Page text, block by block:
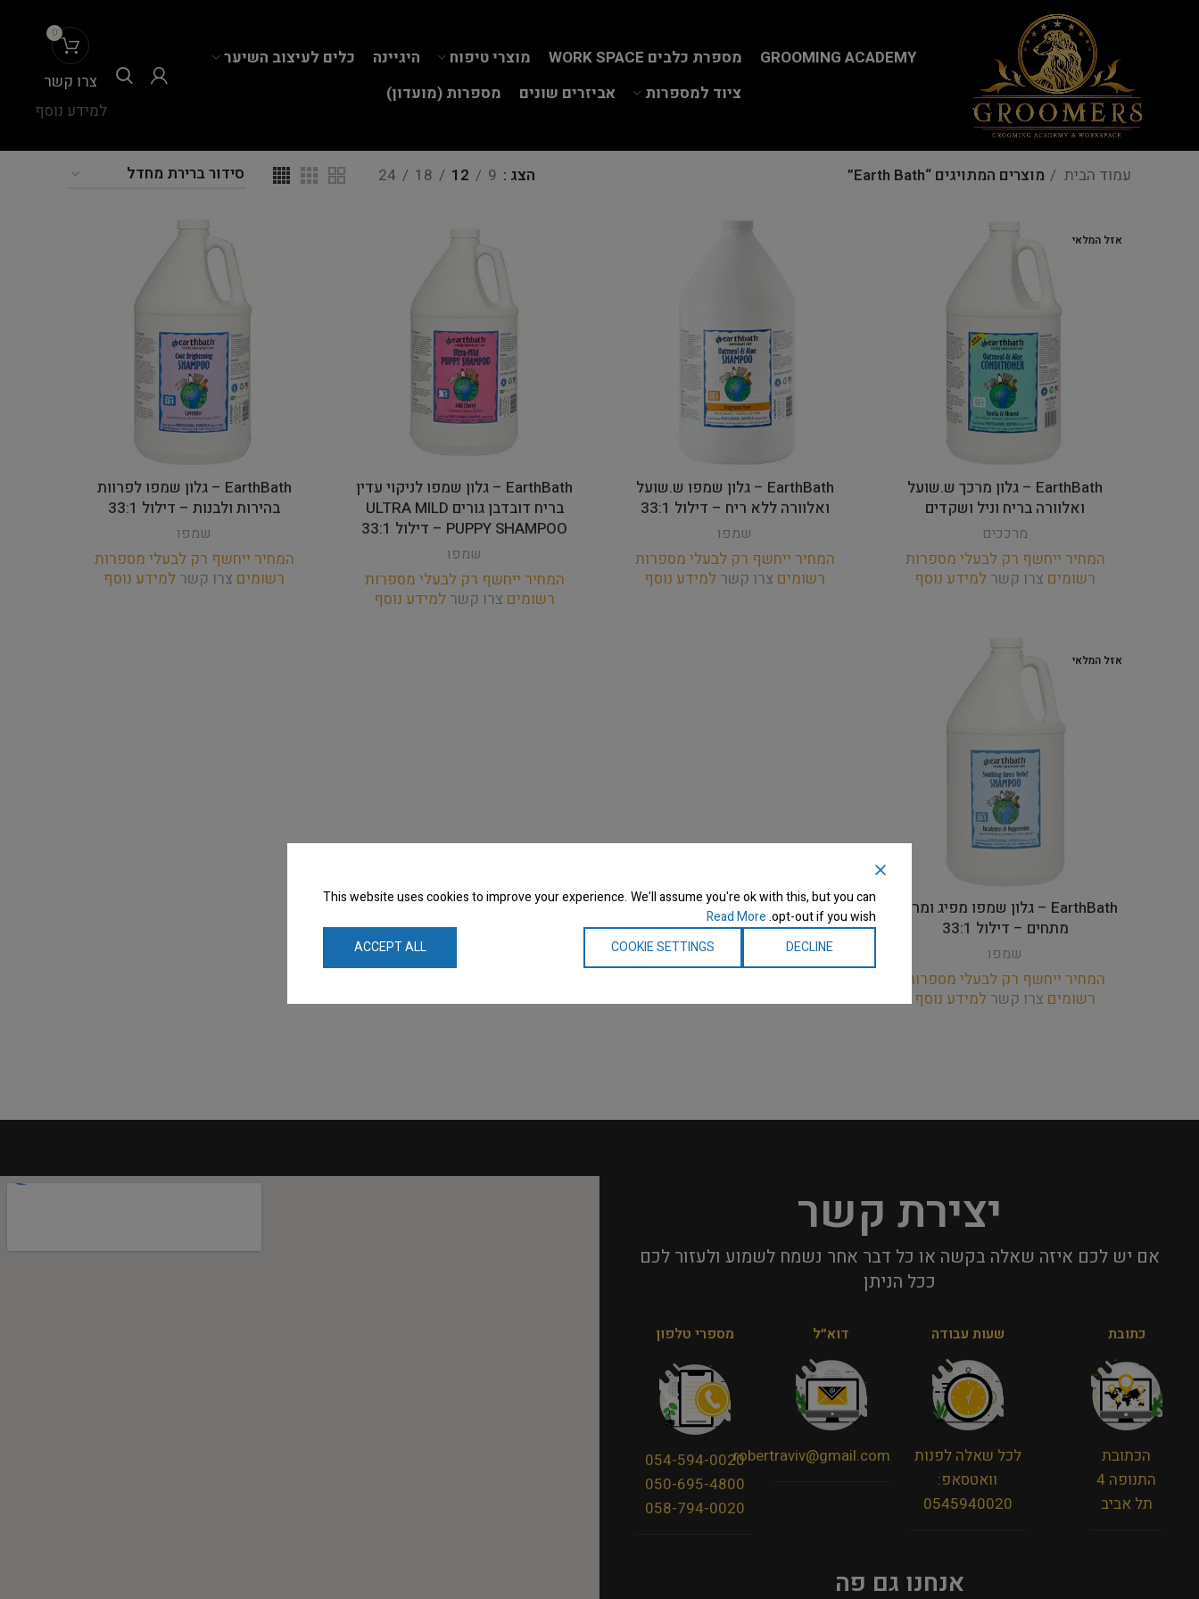
GROOMING ACADEMY מספרת כלבים WORK SPACE מוצרי טיפוח היגיינה
כלים לעיצוב השיער
ציוד למספרות
אביזרים שונים מספרות (מועדון)
0
צרו קשר
למידע נוסף
עמוד הבית מוצרים המתויגים “Earth Bath” הצג 9
12
18
24
אזל המלאי
EarthBath – גלון מרכך ש.שועל
ואלוורה בריח וניל ושקדים
מרככים
המחיר ייחשף רק לבעלי מספרות
רשומים צרו קשר למידע נוסף
EarthBath – גלון שמפו ש.שועל
ואלוורה ללא ריח – דילול 33:1
שמפו
המחיר ייחשף רק לבעלי מספרות
רשומים צרו קשר למידע נוסף
EarthBath – גלון שמפו לניקוי עדין
בריח דובדבן גורים ULTRA MILD
PUPPY SHAMPOO – דילול 33:1
שמפו
המחיר ייחשף רק לבעלי מספרות
רשומים צרו קשר למידע נוסף
EarthBath – גלון שמפו לפרוות
בהירות ולבנות – דילול 33:1
שמפו
המחיר ייחשף רק לבעלי מספרות
רשומים צרו קשר למידע נוסף
אזל המלאי
EarthBath – גלון שמפו מפיג ומרגיע
מתחים – דילול 33:1
שמפו
המחיר ייחשף רק לבעלי מספרות
רשומים צרו קשר למידע נוסף
יצירת קשר
אם יש לכם איזה שאלה בקשה או כל דבר אחר נשמח לשמוע ולעזור לכם
ככל הניתן​
כתובת
הכתובת
התנופה 4
תל אביב
שעות עבודה
לכל שאלה לפנות
וואטסאפ:
0545940020
דוא״ל
robertraviv@gmail.com
מספרי טלפון
054-594-0020
050-695-4800
058-794-0020
אנחנו גם פה
This website uses cookies to improve your experience. We'll assume you're ok with this, but you can
opt-out if you wish.
Read More
DECLINE
COOKIE SETTINGS
ACCEPT ALL